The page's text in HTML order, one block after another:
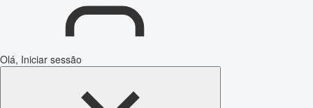
Olá, Iniciar sessão